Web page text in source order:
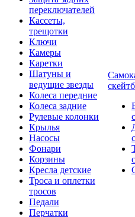
переключателей
Кассеты,
трещотки
Ключи
Камеры
Каретки
Шатуны и
ведущие звезды
Колеса передние
Колеса задние
Рулевые колонки
Крылья
Насосы
Фонари
Корзины
Кресла детские
Троса и оплетки
тросов
Педали
Перчатки